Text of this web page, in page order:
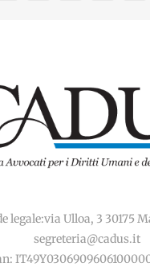
legale:via Ulloa, 3 30175
segreteria@cadus.it